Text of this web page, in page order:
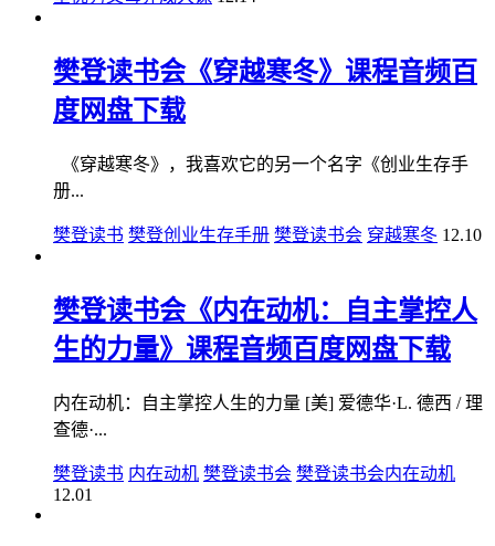
樊登读书会《穿越寒冬》课程音频百
度网盘下载
《穿越寒冬》，我喜欢它的另一个名字《创业生存手
册...
樊登读书 樊登创业生存手册 樊登读书会 穿越寒冬 12.10
樊登读书会《内在动机：自主掌控人
生的力量》课程音频百度网盘下载
内在动机：自主掌控人生的力量 [美] 爱德华·L. 德西 / 理
查德·...
樊登读书 内在动机 樊登读书会 樊登读书会内在动机
12.01